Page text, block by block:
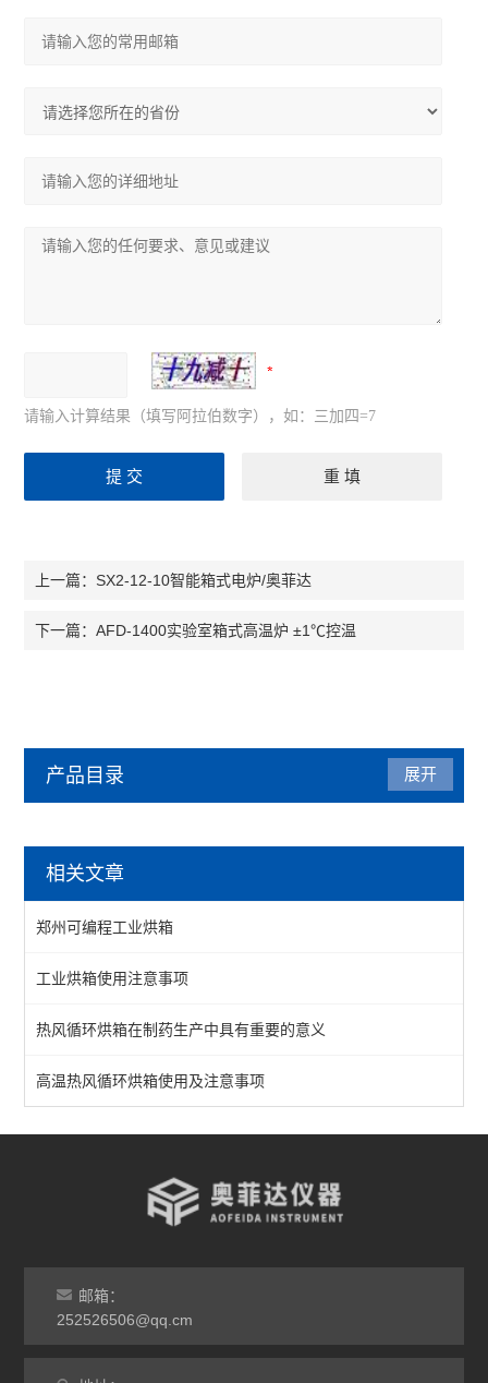
请输入计算结果（填写阿拉伯数字），如：三加四=7
上一篇： SX2-12-10智能箱式电炉/奥菲达
下一篇：AFD-1400实验室箱式高温炉 ±1℃控温
产品目录
热风循环烘箱
工业烘箱
恒温烘箱
高温烘箱
真空烘箱
展开
相关文章
郑州可编程工业烘箱
工业烘箱使用注意事项
热风循环烘箱在制药生产中具有重要的意义
高温热风循环烘箱使用及注意事项
邮箱：
252526506@qq.cm